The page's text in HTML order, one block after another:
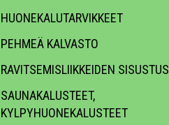
HUONEKALUTARVIKKEET
PEHMEÄ KALVASTO
RAVITSEMISLIIKKEIDEN SISUSTUS
SAUNAKALUSTEET,
KYLPYHUONEKALUSTEET